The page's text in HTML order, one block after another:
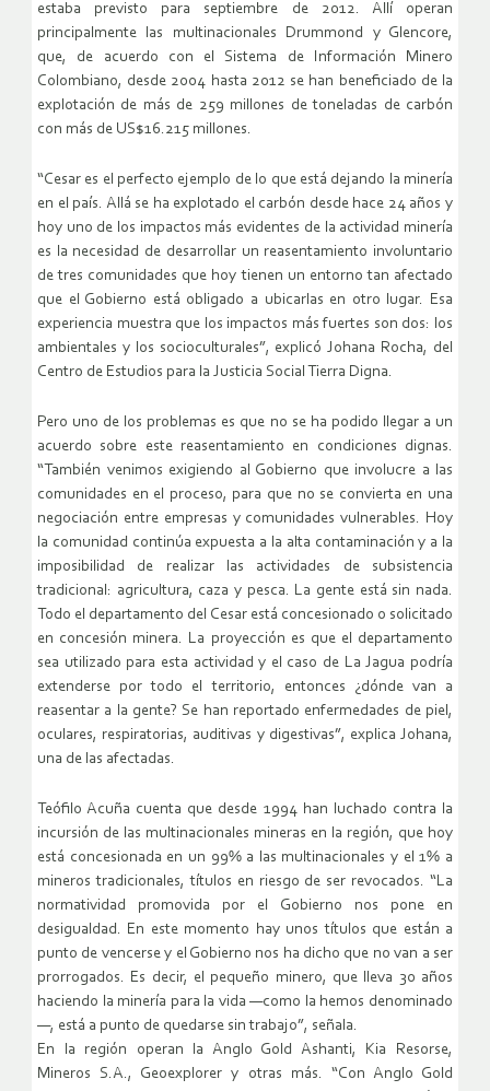
estaba previsto para septiembre de 2012. Allí operan
principalmente las multinacionales Drummond y Glencore,
que, de acuerdo con el Sistema de Información Minero
Colombiano, desde 2004 hasta 2012 se han beneficiado de la
explotación de más de 259 millones de toneladas de carbón
con más de US$16.215 millones.
“Cesar es el perfecto ejemplo de lo que está dejando la minería
en el país. Allá se ha explotado el carbón desde hace 24 años y
hoy uno de los impactos más evidentes de la actividad minería
es la necesidad de desarrollar un reasentamiento involuntario
de tres comunidades que hoy tienen un entorno tan afectado
que el Gobierno está obligado a ubicarlas en otro lugar. Esa
experiencia muestra que los impactos más fuertes son dos: los
ambientales y los socioculturales”, explicó Johana Rocha, del
Centro de Estudios para la Justicia Social Tierra Digna.
Pero uno de los problemas es que no se ha podido llegar a un
acuerdo sobre este reasentamiento en condiciones dignas.
“También venimos exigiendo al Gobierno que involucre a las
comunidades en el proceso, para que no se convierta en una
negociación entre empresas y comunidades vulnerables. Hoy
la comunidad continúa expuesta a la alta contaminación y a la
imposibilidad de realizar las actividades de subsistencia
tradicional: agricultura, caza y pesca. La gente está sin nada.
Todo el departamento del Cesar está concesionado o solicitado
en concesión minera. La proyección es que el departamento
sea utilizado para esta actividad y el caso de La Jagua podría
extenderse por todo el territorio, entonces ¿dónde van a
reasentar a la gente? Se han reportado enfermedades de piel,
oculares, respiratorias, auditivas y digestivas”, explica Johana,
una de las afectadas.
Teófilo Acuña cuenta que desde 1994 han luchado contra la
incursión de las multinacionales mineras en la región, que hoy
está concesionada en un 99% a las multinacionales y el 1% a
mineros tradicionales, títulos en riesgo de ser revocados. “La
normatividad promovida por el Gobierno nos pone en
desigualdad. En este momento hay unos títulos que están a
punto de vencerse y el Gobierno nos ha dicho que no van a ser
prorrogados. Es decir, el pequeño minero, que lleva 30 años
haciendo la minería para la vida —como la hemos denominado
—, está a punto de quedarse sin trabajo”, señala.
En la región operan la Anglo Gold Ashanti, Kia Resorse,
Mineros S.A., Geoexplorer y otras más. “Con Anglo Gold